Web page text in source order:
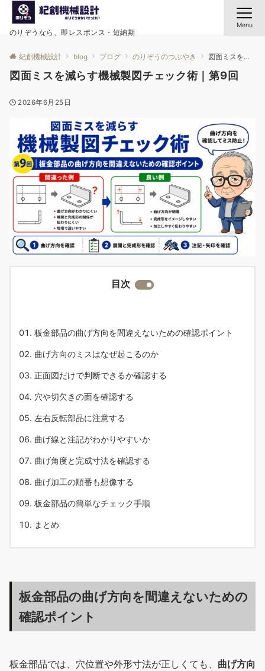
のりぞうなら、即レスポンス・短納期
Menu
紀創機械設計 blog ブログ のりぞうのつぶやき 図面ミスを減らす機械製図チェック術｜第9回
図面ミスを減らす機械製図チェック術｜第9回
2026年6月25日
目次
板金部品の曲げ方向を間違えないための確認ポイント
曲げ方向のミスはなぜ起こるのか
正面図だけで判断できるか確認する
穴や切欠きの面を確認する
左右反転部品に注意する
曲げ線と注記がわかりやすいか
曲げ角度と完成寸法を確認する
曲げ加工の順番も想像する
板金部品の簡単なチェック手順
まとめ
板金部品の曲げ方向を間違えないための
確認ポイント
板金部品では、穴位置や外形寸法が正しくても、 曲げ方向